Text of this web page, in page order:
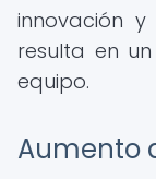
innovación
resulta en
equipo.
Aumento